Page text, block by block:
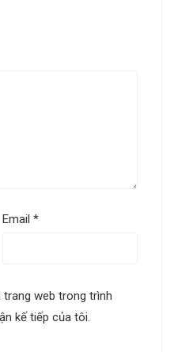
Email*
web trong trình
kế tiếp của tôi.